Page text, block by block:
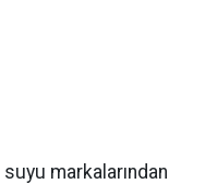
markalarından